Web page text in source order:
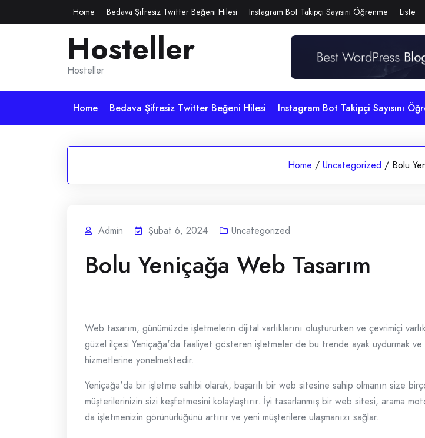
to
Home Bedava Şifresiz Twitter Beğeni Hilesi Instagram Bot Takipçi Sayısını Öğrenme Liste
Hosteller
Hosteller
Home Bedava Şifresiz Twitter Beğeni Hilesi Instagram Bot Takipçi Sayısını
Home / Uncategorized / Bolu
Admin Şubat 6, 2024 Uncategorized
Bolu Yeniçağa Web Tasarım
Web tasarım, günümüzde işletmelerin dijital varlıklarını oluştururken ve çevrimiçi
güzel ilçesi Yeniçağa'da faaliyet gösteren işletmeler de bu trende ayak uydurmak ve
hizmetlerine yönelmektedir.
Yeniçağa'da bir işletme sahibi olarak, başarılı bir web sitesine sahip olmanın size
müşterilerinizin sizi keşfetmesini kolaylaştırır. İyi tasarlanmış bir web sitesi, arama
da işletmenizin görünürlüğünü artırır ve yeni müşterilere ulaşmanızı sağlar.